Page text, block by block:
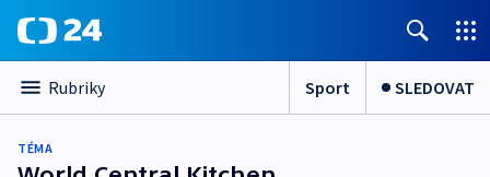
Rubriky Sport SLEDOVAT
TÉMA